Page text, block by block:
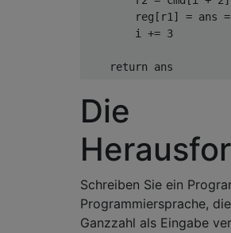
        reg
[ r1 ] = ans =
        i
+= 3
return ans
Die
Schreiben Sie ein
Programmiersprache,
Ganzzahl als Eingabe